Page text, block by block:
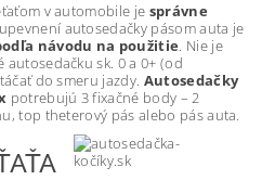
v automobile je správne
autosedačky pásom auta je
návodu na použitie. Nie je
sk. 0 a 0+ (od
do smeru jazdy. Autosedačky
potrebujú 3 fixačné body – 2
top theterový pás alebo pás auta.